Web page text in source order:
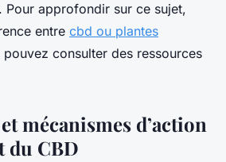
Pour approfondir sur ce sujet,
entre cbd ou plantes
pouvez consulter des ressources
mécanismes d’action
du CBD